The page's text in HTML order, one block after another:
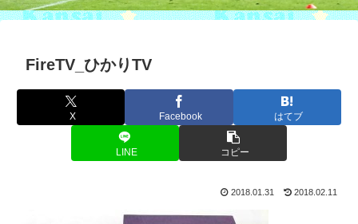
FireTV_ひかりTV
X Facebook はてブ
LINE コピー
2018.01.31 2018.02.11